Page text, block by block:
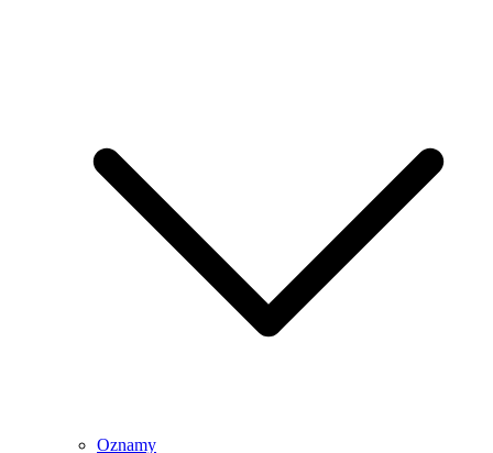
Oznamy